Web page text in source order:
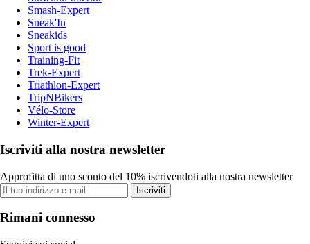
Smash-Expert
Sneak'In
Sneakids
Sport is good
Training-Fit
Trek-Expert
Triathlon-Expert
TripNBikers
Vélo-Store
Winter-Expert
Iscriviti alla nostra newsletter
Approfitta di uno sconto del 10% iscrivendoti alla nostra newsletter
Iscriviti
Rimani connesso